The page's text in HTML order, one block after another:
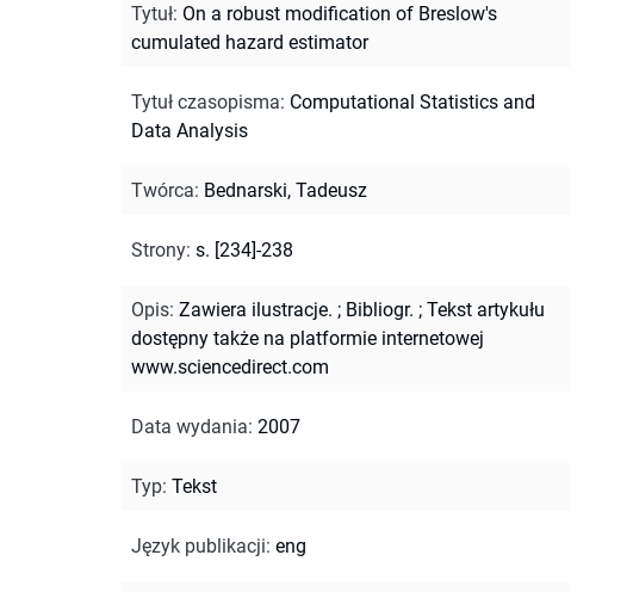
Tytuł: On a robust modification of Breslow's
cumulated hazard estimator
Tytuł czasopisma: Computational Statistics and
Data Analysis
Twórca: Bednarski, Tadeusz
Strony: s. [234]-238
Opis: Zawiera ilustracje. ; Bibliogr. ; Tekst artykułu
dostępny także na platformie internetowej
www.sciencedirect.com
Data wydania: 2007
Typ: Tekst
Język publikacji: eng